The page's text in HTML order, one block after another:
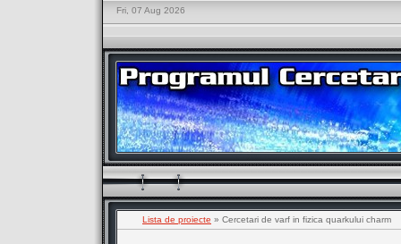
Fri, 07 Aug 2026
Lista de proiecte » Cercetari de varf in fizica quarkului charm